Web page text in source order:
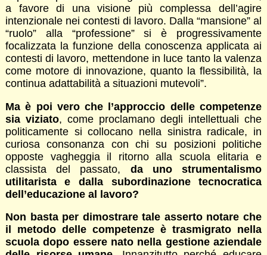
a favore di una visione più complessa dell’agire
intenzionale nei contesti di lavoro. Dalla “mansione” al
“ruolo” alla “professione” si è progressivamente
focalizzata la funzione della conoscenza applicata ai
contesti di lavoro, mettendone in luce tanto la valenza
come motore di innovazione, quanto la flessibilità, la
continua adattabilità a situazioni mutevoli”.
Ma è poi vero che l’approccio delle competenze
sia viziato, come proclamano degli intellettuali che
politicamente si collocano nella sinistra radicale, in
curiosa consonanza con chi su posizioni politiche
opposte vagheggia il ritorno alla scuola elitaria e
classista del passato, da uno strumentalismo
utilitarista e dalla subordinazione tecnocratica
dell’educazione al lavoro?
Non basta per dimostrare tale asserto notare che
il metodo delle competenze è trasmigrato nella
scuola dopo essere nato nella gestione aziendale